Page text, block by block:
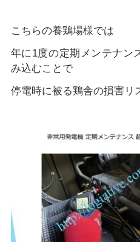
こちらの養鶏場様では
年に1度の定期メンテナン
み込むことで
停電時に被る鶏舎の損害リ